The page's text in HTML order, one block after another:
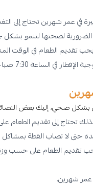
في عمر شهرين تحتاج إلى
الضرورية لصحتها لتنمو
يجب تقديم الطعام في الوقت
صحي، إليك بعض
تحتاج إلى تقديم الطعام
حتى لا تصاب القطة
تقديم الطعام على حسب
عمر شهرين.